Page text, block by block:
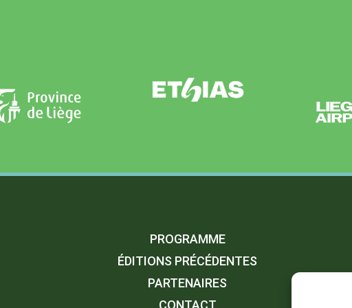
PROGRAMME
ÉDITIONS PRÉCÉDENTES
PARTENAIRES
CONTACT